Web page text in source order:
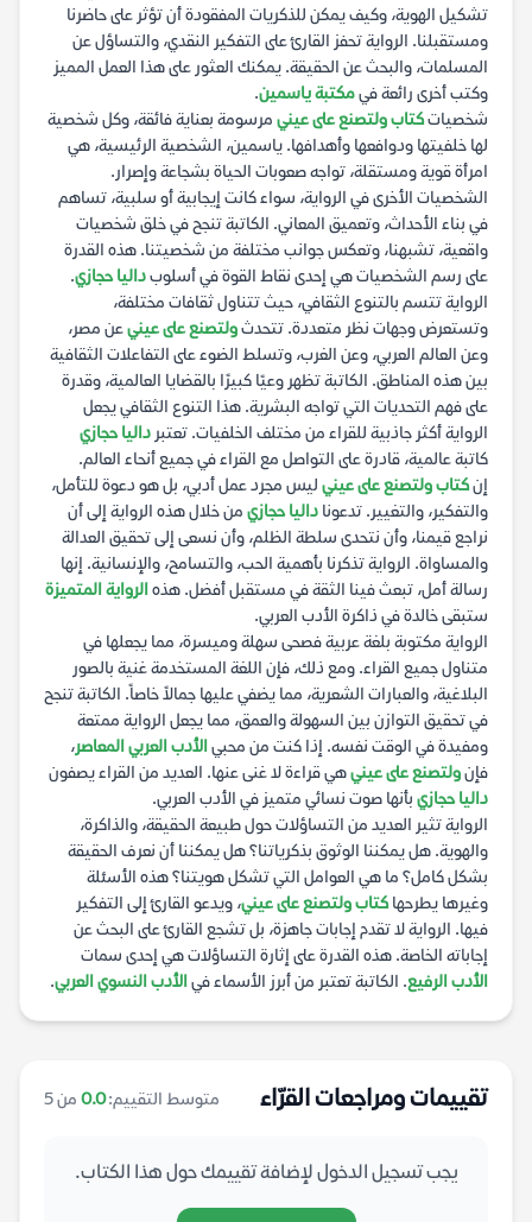
تشكيل الهوية، وكيف يمكن للذكريات المفقودة أن تؤثر على حاضرنا
ومستقبلنا. الرواية تحفز القارئ على التفكير النقدي، والتساؤل عن
المسلمات، والبحث عن الحقيقة. يمكنك العثور على هذا العمل المميز
وكتب أخرى رائعة فيمكتبة ياسمين.
شخصياتكتاب ولتصنع على عيني مرسومة بعناية فائقة، وكل شخصية
لها خلفيتها ودوافعها وأهدافها. ياسمين، الشخصية الرئيسية، هي
امرأة قوية ومستقلة، تواجه صعوبات الحياة بشجاعة وإصرار.
الشخصيات الأخرى في الرواية، سواء كانت إيجابية أو سلبية، تساهم
في بناء الأحداث، وتعميق المعاني. الكاتبة تنجح في خلق شخصيات
واقعية، تشبهنا، وتعكس جوانب مختلفة من شخصيتنا. هذه القدرة
على رسم الشخصيات هي إحدى نقاط القوة في أسلوبداليا حجازي.
الرواية تتسم بالتنوع الثقافي، حيث تتناول ثقافات مختلفة،
وتستعرض وجهات نظر متعددة. تتحدثولتصنع على عينيعن مصر،
وعن العالم العربي، وعن الغرب، وتسلط الضوء على التفاعلات الثقافية
بين هذه المناطق. الكاتبة تظهر وعيًا كبيرًا بالقضايا العالمية، وقدرة
على فهم التحديات التي تواجه البشرية. هذا التنوع الثقافي يجعل
الرواية أكثر جاذبية للقراء من مختلف الخلفيات. تعتبر داليا حجازي
كاتبة عالمية، قادرة على التواصل مع القراء في جميع أنحاء العالم.
إنكتاب ولتصنع على عيني ليس مجرد عمل أدبي، بل هو دعوة للتأمل،
والتفكير، والتغيير. تدعونا داليا حجازي من خلال هذه الرواية إلى أن
نراجع قيمنا، وأن نتحدى سلطة الظلم، وأن نسعى إلى تحقيق العدالة
والمساواة. الرواية تذكرنا بأهمية الحب، والتسامح، والإنسانية. إنها
رسالة أمل، تبعث فينا الثقة في مستقبل أفضل. هذهالرواية المتميزة
ستبقى خالدة في ذاكرة الأدب العربي.
الرواية مكتوبة بلغة عربية فصحى سهلة وميسرة، مما يجعلها في
متناول جميع القراء. ومع ذلك، فإن اللغة المستخدمة غنية بالصور
البلاغية، والعبارات الشعرية، مما يضفي عليها جمالاً خاصاً. الكاتبة تنجح
في تحقيق التوازن بين السهولة والعمق، مما يجعل الرواية ممتعة
ومفيدة في الوقت نفسه. إذا كنت من محبيالأدب العربي المعاصر،
فإنولتصنع على عينيهي قراءة لا غنى عنها. العديد من القراء يصفون
داليا حجازي بأنها صوت نسائي متميز في الأدب العربي.
الرواية تثير العديد من التساؤلات حول طبيعة الحقيقة، والذاكرة،
والهوية. هل يمكننا الوثوق بذكرياتنا؟ هل يمكننا أن نعرف الحقيقة
بشكل كامل؟ ما هي العوامل التي تشكل هويتنا؟ هذه الأسئلة
وغيرها يطرحهاكتاب ولتصنع على عيني، ويدعو القارئ إلى التفكير
فيها. الرواية لا تقدم إجابات جاهزة، بل تشجع القارئ على البحث عن
إجاباته الخاصة. هذه القدرة على إثارة التساؤلات هي إحدى سمات
الأدب الرفيع. الكاتبة تعتبر من أبرز الأسماء فيالأدب النسوي العربي.
تقييمات ومراجعات القرّاء متوسط التقييم:0.0 من 5
يجب تسجيل الدخول لإضافة تقييمك حول هذا الكتاب.